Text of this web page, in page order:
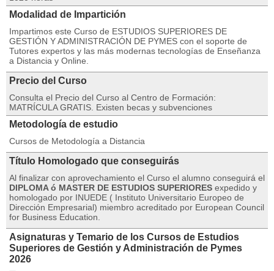
Modalidad de Impartición
Impartimos este Curso de ESTUDIOS SUPERIORES DE
GESTIÓN Y ADMINISTRACIÓN DE PYMES con el soporte de
Tutores expertos y las más modernas tecnologías de Enseñanza
a Distancia y Online.
Precio del Curso
Consulta el Precio del Curso al Centro de Formación:
MATRÍCULA GRATIS. Existen becas y subvenciones
Metodología de estudio
Cursos de Metodología a Distancia
Título Homologado que conseguirás
Al finalizar con aprovechamiento el Curso el alumno conseguirá el
DIPLOMA ó MASTER DE ESTUDIOS SUPERIORES expedido y
homologado por INUEDE ( Instituto Universitario Europeo de
Dirección Empresarial) miembro acreditado por European Council
for Business Education.
Asignaturas y Temario de los Cursos de Estudios
Superiores de Gestión y Administración de Pymes
2026